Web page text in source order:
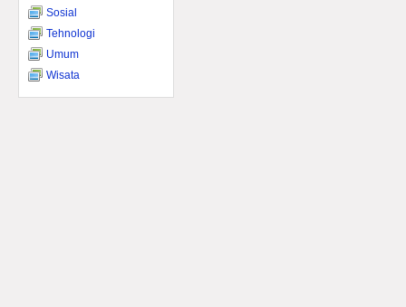
Sosial
Tehnologi
Umum
Wisata